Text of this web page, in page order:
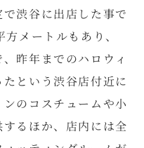
渋谷に出店した事で
メートルもあり、
昨年までのハロウィ
という渋谷店付近に
のコスチュームや小
るほか、店内には全